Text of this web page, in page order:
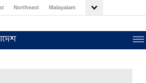
Northeast Malayalam